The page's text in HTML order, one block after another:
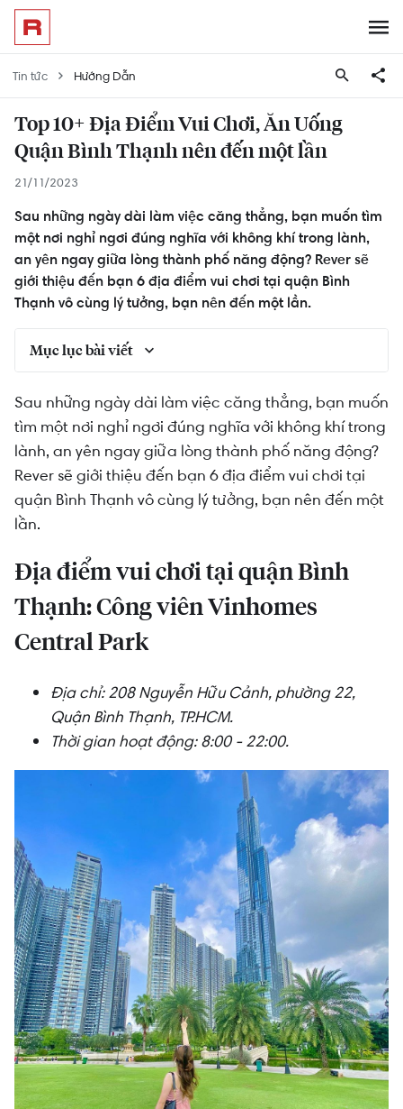
Tin tức Hướng Dẫn
Top 10+ Địa Điểm Vui Chơi, Ăn Uống
Quận Bình Thạnh nên đến một lần
21/11/2023
Sau những ngày dài làm việc căng thẳng, bạn muốn tìm
một nơi nghỉ ngơi đúng nghĩa với không khí trong lành,
an yên ngay giữa lòng thành phố năng động? Rever sẽ
giới thiệu đến bạn 6 địa điểm vui chơi tại quận Bình
Thạnh vô cùng lý tưởng, bạn nên đến một lần.
Mục lục bài viết
Địa điểm vui chơi tại quận Bình Thạnh: Công viên
Vinhomes Central Park
Địa điểm vui chơi tại quận Bình Thạnh: Khu du
lịch Văn Thánh
Địa điểm vui chơi tại quận Bình Thạnh: Khu du
Địa điểm vui chơi tại quận Bình Thạnh: Khu du
lịch Bình Quới
Địa điểm vui chơi tại quận Bình Thạnh: Lăng Ông
Bà Chiểu
Chiểu
Địa điểm ăn uống quận Bình Thạnh: 2PM Coffee
Địa điểm ăn uống quận Bình Thạnh: 2PM Coffee:
Địa điểm ăn uống quận Bình Thạnh: Ốc tô Vạn
Kiếp
Quán ngon quận Bình Thạnh: Bếp chay Phạm
Hồng Phước
Ăn vặt quận Bình Thạnh: Bánh tráng nướng Phan
Rang Cô Chín
Bình Thạnh có gì ăn vặt: Há cảo 45 Nguyễn Văn
Lạc
Sau những ngày dài làm việc căng thẳng, bạn muốn
tìm một nơi nghỉ ngơi đúng nghĩa với không khí trong
lành, an yên ngay giữa lòng thành phố năng động?
Rever sẽ giới thiệu đến bạn 6 địa điểm vui chơi tại
quận Bình Thạnh vô cùng lý tưởng, bạn nên đến một
lần.
Địa điểm vui chơi tại quận Bình
Thạnh: Công viên Vinhomes
Central Park
Địa chỉ: 208 Nguyễn Hữu Cảnh, phường 22,
Quận Bình Thạnh, TP.HCM.
Thời gian hoạt động: 8:00 - 22:00.